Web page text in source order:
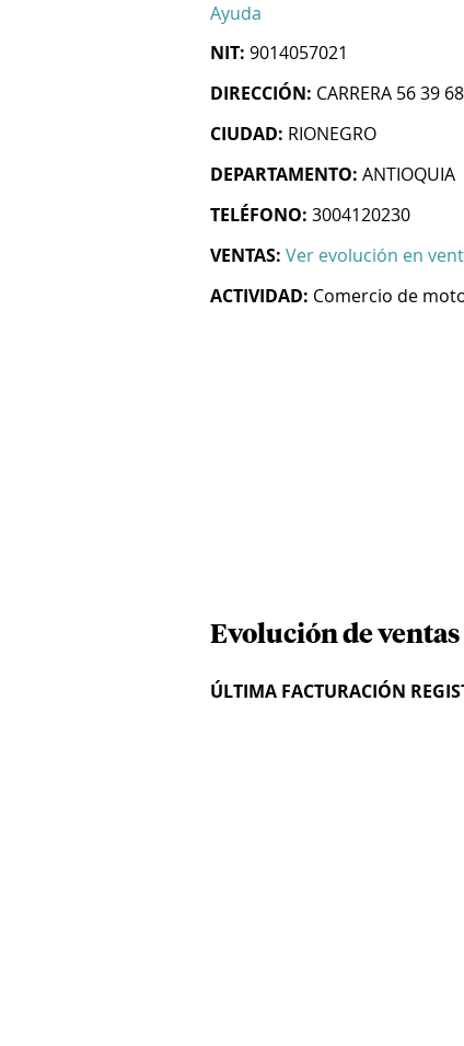
Ayuda
NIT: 9014057021
DIRECCIÓN: CARRERA 56 39 68
CIUDAD: RIONEGRO
DEPARTAMENTO: ANTIOQUIA
TELÉFONO: 3004120230
VENTAS: Ver evolución en
ACTIVIDAD: Comercio de
Evolución de ventas
ÚLTIMA FACTURACIÓN